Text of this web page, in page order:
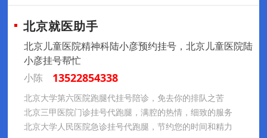
北京就医助手
北京儿童医院精神科陆小彦预约挂号，北京儿童医院陆
小彦挂号帮忙
小陈
13522854338
北京大学第六医院跑腿代挂号陪诊，免去你的排队之苦
北京三甲医院门诊挂号代跑腿，满腔的热情，细致的服务
北京大学人民医院急诊挂号代跑腿，节约您的时间和精力